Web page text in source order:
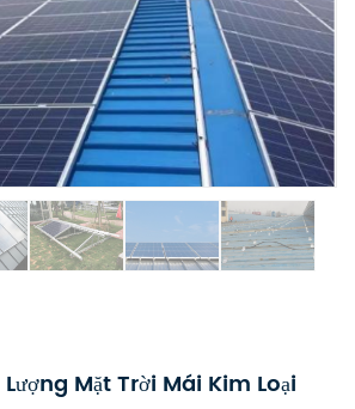
Mặt Trời Mái Kim Loại